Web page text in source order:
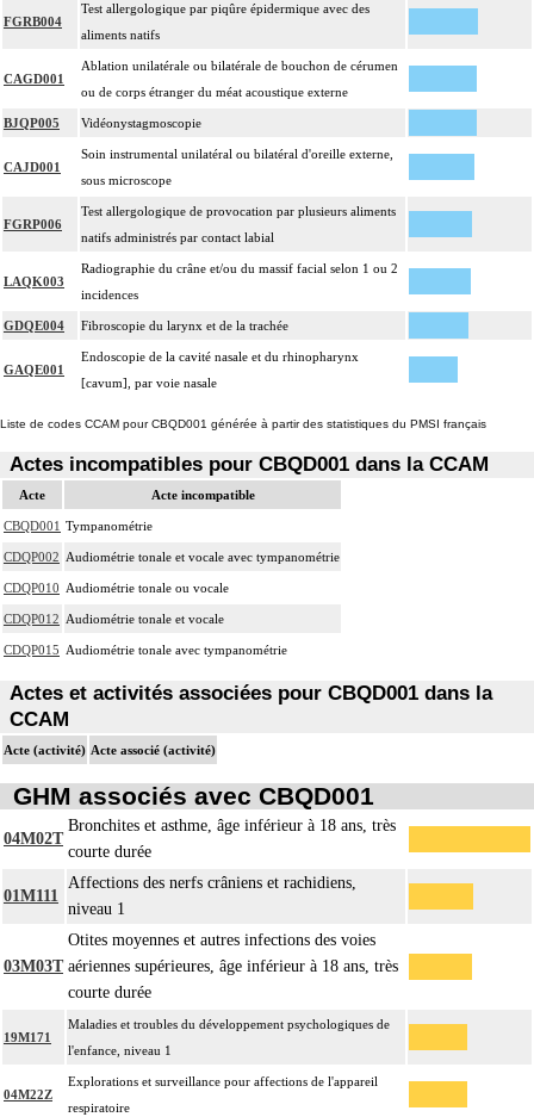
FGRB004
Test allergologique par piqûre épidermique avec des
aliments natifs
CAGD001
Ablation unilatérale ou bilatérale de bouchon de cérumen
ou de corps étranger du méat acoustique externe
BJQP005 Vidéonystagmoscopie
CAJD001
Soin instrumental unilatéral ou bilatéral d'oreille externe,
sous microscope
FGRP006
Test allergologique de provocation par plusieurs aliments
natifs administrés par contact labial
LAQK003
Radiographie du crâne et/ou du massif facial selon 1 ou 2
incidences
GDQE004 Fibroscopie du larynx et de la trachée
GAQE001
Endoscopie de la cavité nasale et du rhinopharynx
[cavum], par voie nasale
Liste de codes CCAM pour CBQD001 générée à partir des statistiques du PMSI français
Actes incompatibles pour CBQD001 dans la CCAM
Acte Acte incompatible
CBQD001 Tympanométrie
CDQP002 Audiométrie tonale et vocale avec tympanométrie
CDQP010 Audiométrie tonale ou vocale
CDQP012 Audiométrie tonale et vocale
CDQP015 Audiométrie tonale avec tympanométrie
Actes et activités associées pour CBQD001 dans la
CCAM
Acte (activité) Acte associé (activité)
GHM associés avec CBQD001
04M02T
Bronchites et asthme, âge inférieur à 18 ans, très
courte durée
01M111
Affections des nerfs crâniens et rachidiens,
niveau 1
03M03T
Otites moyennes et autres infections des voies
aériennes supérieures, âge inférieur à 18 ans, très
courte durée
19M171
Maladies et troubles du développement psychologiques de
l'enfance, niveau 1
04M22Z
Explorations et surveillance pour affections de l'appareil
respiratoire